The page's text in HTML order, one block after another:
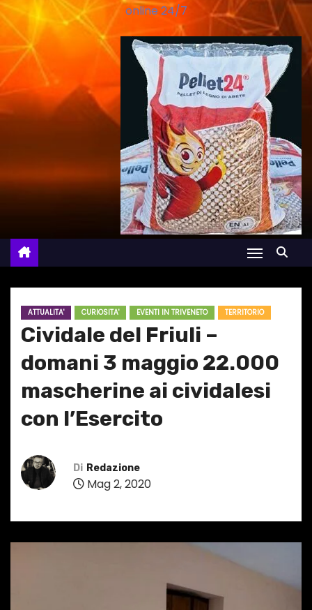
online 24/7
ATTUALITA' CURIOSITA' EVENTI IN TRIVENETO TERRITORIO
Cividale del Friuli –
domani 3 maggio 22.000
mascherine ai cividalesi
con l’Esercito
Di Redazione
Mag 2, 2020